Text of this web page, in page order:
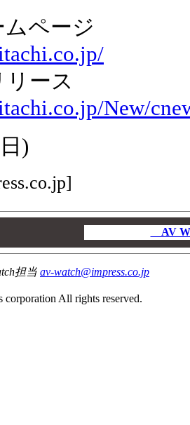
ページ
ース
New/
)
AV
担当 av-watch@impress.co.jp
corporation All rights reserved.